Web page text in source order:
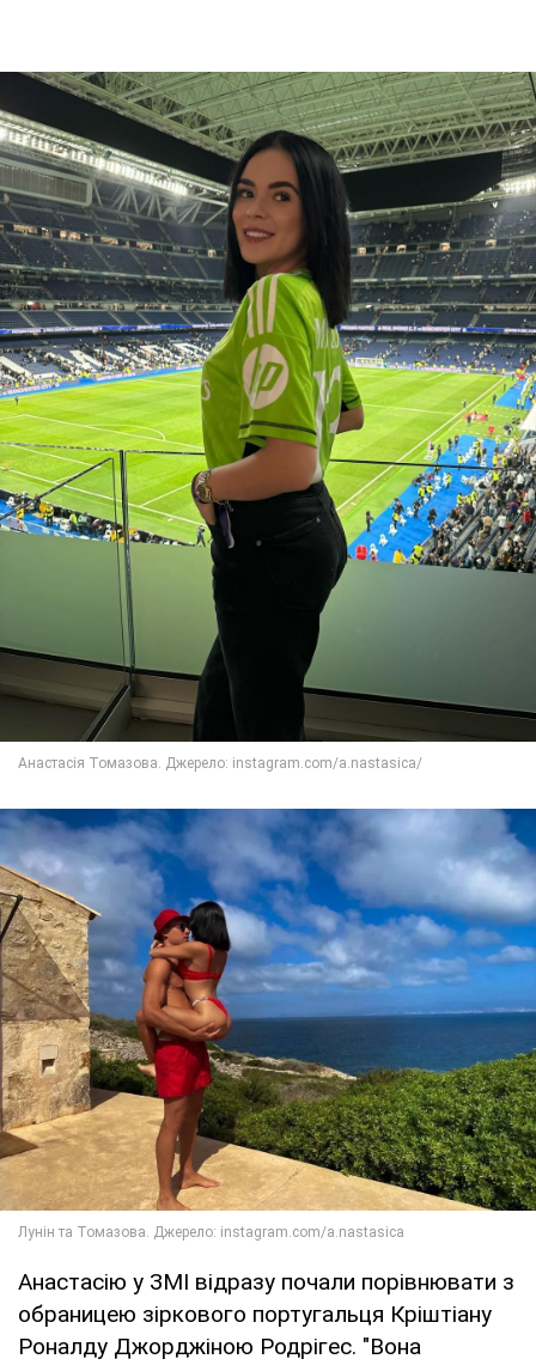
Анастасію у ЗМІ відразу почали порівнювати з
обраницею зіркового португальця Кріштіану
Роналду Джорджіною Родрігес. "Вона